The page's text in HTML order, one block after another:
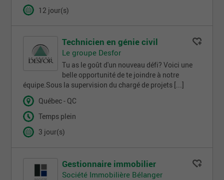
12 jour(s)
Technicien en génie civil
Le groupe Desfor
Tu as le goût d'un nouveau défi? Voici une
belle opportunité de te joindre à notre
équipe.Sous la supervision du chargé de projets [...]
Québec - QC
Temps plein
3 jour(s)
Gestionnaire immobilier
Société Immobilière Bélanger